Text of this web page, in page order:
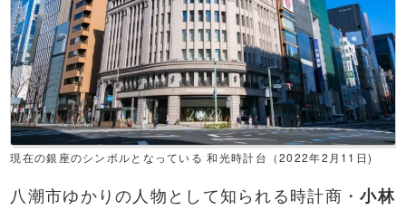
現在の銀座のシンボルとなっている 和光時計台（2022年2月11日)
八潮市ゆかりの人物として知られる時計商・小林